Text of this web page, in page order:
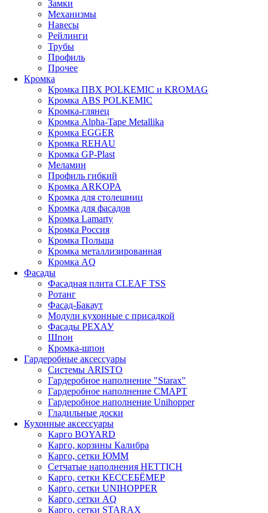
Замки
Механизмы
Навесы
Рейлинги
Трубы
Профиль
Прочее
Кромка
Кромка ПВХ POLKEMIC и KROMAG
Кромка ABS POLKEMIС
Кромка-глянец
Кромка Alpha-Tape Metallika
Кромка EGGER
Кромка REHAU
Кромка GP-Plast
Меламин
Профиль гибкий
Кромка ARKOPA
Кромка для столешниц
Кромка для фасадов
Кромка Lamarty
Кромка Россия
Кромка Польша
Кромка металлизированная
Кромка AQ
Фасады
Фасадная плита CLEAF TSS
Ротанг
Фасад-Бакаут
Модули кухонные с присадкой
Фасады РЕХАУ
Шпон
Кромка-шпон
Гардеробные аксессуары
Системы ARISTO
Гардеробное наполнение "Starax"
Гардеробное наполнение СМАРТ
Гардеробное наполнение Unihopper
Гладильные доски
Кухонные аксессуары
Карго BOYARD
Карго, корзины Калибра
Карго, сетки ЮММ
Сетчатые наполнения HETTICH
Карго, сетки КЕССЕБЁМЕР
Карго, сетки UNIHOPPER
Карго, сетки AQ
Карго, сетки STARAX